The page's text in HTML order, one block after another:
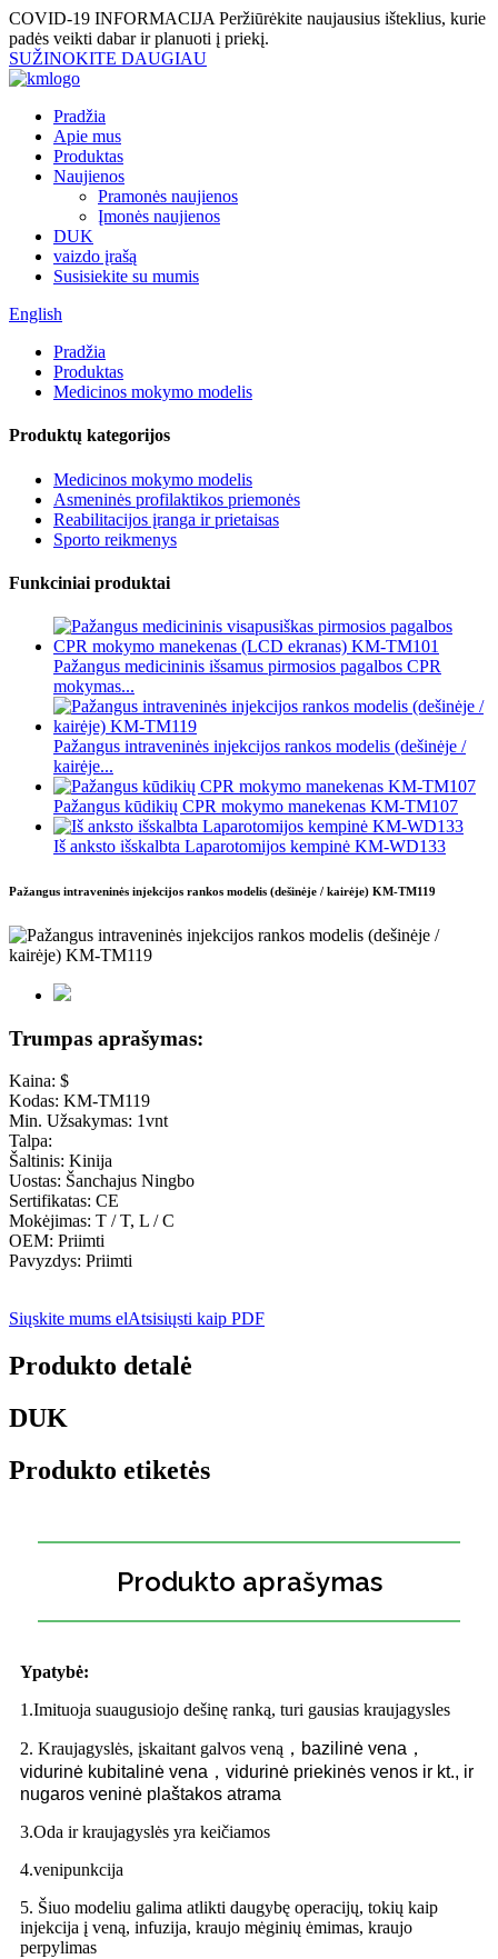
COVID-19 INFORMACIJA Peržiūrėkite naujausius išteklius, kurie
padės veikti dabar ir planuoti į priekį.
SUŽINOKITE DAUGIAU
Pradžia
Apie mus
Produktas
Naujienos
Pramonės naujienos
Įmonės naujienos
DUK
vaizdo įrašą
Susisiekite su mumis
English
Pradžia
Produktas
Medicinos mokymo modelis
Produktų kategorijos
Medicinos mokymo modelis
Asmeninės profilaktikos priemonės
Reabilitacijos įranga ir prietaisas
Sporto reikmenys
Funkciniai produktai
Pažangus medicininis išsamus pirmosios pagalbos CPR
mokymas...
Pažangus intraveninės injekcijos rankos modelis (dešinėje /
kairėje...
Pažangus kūdikių CPR mokymo manekenas KM-TM107
Iš anksto išskalbta Laparotomijos kempinė KM-WD133
Pažangus intraveninės injekcijos rankos modelis (dešinėje / kairėje) KM-TM119
Trumpas aprašymas:
Kaina: $
Kodas: KM-TM119
Min. Užsakymas: 1vnt
Talpa:
Šaltinis: Kinija
Uostas: Šanchajus Ningbo
Sertifikatas: CE
Mokėjimas: T / T, L / C
OEM: Priimti
Pavyzdys: Priimti
Siųskite mums elAtsisiųsti kaip PDF
Produkto detalė
DUK
Produkto etiketės
Produkto aprašymas
Ypatybė:
1.Imituoja suaugusiojo dešinę ranką, turi gausias kraujagysles
2. Kraujagyslės, įskaitant galvos veną ， bazilinė vena ，
vidurinė kubitalinė vena ， vidurinė priekinės venos ir kt., ir
nugaros veninė plaštakos atrama
3.Oda ir kraujagyslės yra keičiamos
4.venipunkcija
5. Šiuo modeliu galima atlikti daugybę operacijų, tokių kaip
injekcija į veną, infuzija, kraujo mėginių ėmimas, kraujo
perpylimas